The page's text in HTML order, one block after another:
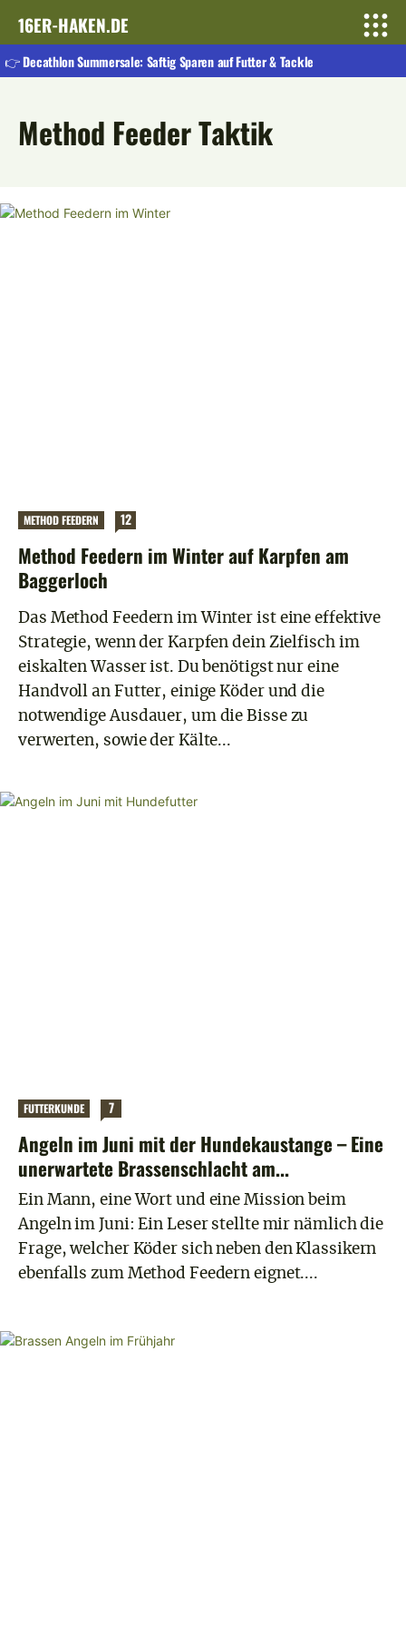
16ER-HAKEN.DE
👉 Decathlon Summersale: Saftig Sparen auf Futter & Tackle
Method Feeder Taktik
METHOD FEEDERN 12
Method Feedern im Winter auf Karpfen am
Baggerloch
Das Method Feedern im Winter ist eine effektive
Strategie, wenn der Karpfen dein Zielfisch im
eiskalten Wasser ist. Du benötigst nur eine
Handvoll an Futter, einige Köder und die
notwendige Ausdauer, um die Bisse zu
verwerten, sowie der Kälte...
FUTTERKUNDE 7
Angeln im Juni mit der Hundekaustange – Eine
unerwartete Brassenschlacht am...
Ein Mann, eine Wort und eine Mission beim
Angeln im Juni: Ein Leser stellte mir nämlich die
Frage, welcher Köder sich neben den Klassikern
ebenfalls zum Method Feedern eignet....